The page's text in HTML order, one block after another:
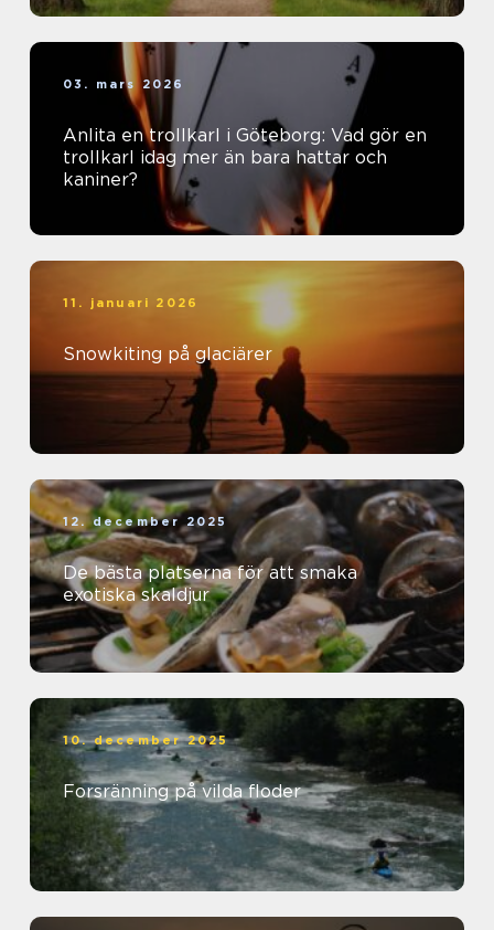
03. mars 2026
Anlita en trollkarl i Göteborg: Vad gör en
trollkarl idag mer än bara hattar och
kaniner?
11. januari 2026
Snowkiting på glaciärer
12. december 2025
De bästa platserna för att smaka
exotiska skaldjur
10. december 2025
Forsränning på vilda floder